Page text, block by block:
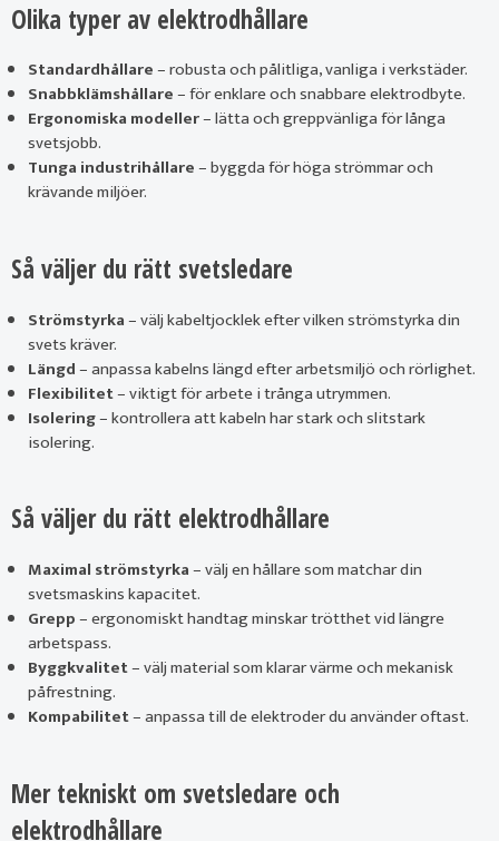
Olika typer av elektrodhållare
Standardhållare– robusta och pålitliga, vanliga i verkstäder.
Snabbklämshållare– för enklare och snabbare elektrodbyte.
Ergonomiska modeller– lätta och greppvänliga för långa
svetsjobb.
Tunga industrihållare– byggda för höga strömmar och
krävande miljöer.
Så väljer du rätt svetsledare
Strömstyrka– välj kabeltjocklek efter vilken strömstyrka din
svets kräver.
Längd– anpassa kabelns längd efter arbetsmiljö och rörlighet.
Flexibilitet– viktigt för arbete i trånga utrymmen.
Isolering– kontrollera att kabeln har stark och slitstark
isolering.
Så väljer du rätt elektrodhållare
Maximal strömstyrka– välj en hållare som matchar din
svetsmaskins kapacitet.
Grepp– ergonomiskt handtag minskar trötthet vid längre
arbetspass.
Byggkvalitet– välj material som klarar värme och mekanisk
påfrestning.
Kompabilitet– anpassa till de elektroder du använder oftast.
Mer tekniskt om svetsledare och
elektrodhållare